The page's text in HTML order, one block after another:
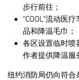
步行前往；
"COOL"流动医
品和降温毛巾；
各区设置临时喷
作者提供降温服
纽约消防局仍向符合